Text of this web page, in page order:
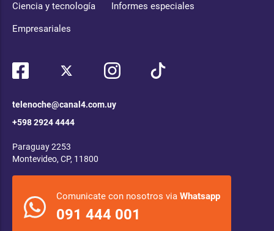
Ciencia y tecnología Informes especiales
Empresariales
telenoche@canal4.com.uy
+598 2924 4444
Paraguay 2253
Montevideo, CP, 11800
Comunicate con nosotros via Whatsapp
091 444 001